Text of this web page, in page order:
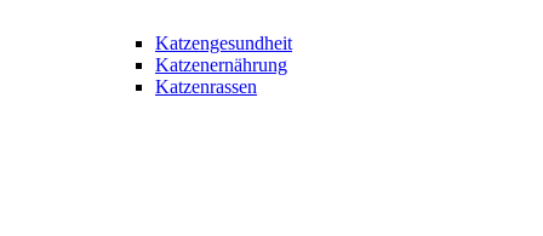
Katzengesundheit
Katzenernährung
Katzenrassen